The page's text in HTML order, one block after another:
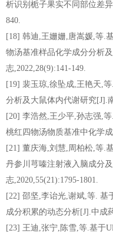
析识别栀子果实不同部位差
840.
[18] 韩迪,王姗姗,唐嵩媛,等.
物汤基准样品化学成分分析
志,2022,28(9):141-149.
[19] 裴玉琼,徐坠成,王艳天,
分析及大鼠体内代谢研究[J].
[20] 李浩然,王少平,孙志强,
桃红四物汤物质基准中化学
[21] 董庆海,刘慧,周柏松,等.
丹参川芎嗪注射液入脑成分
志,2020,55(21):1795-1801.
[22] 邵坚,李诒光,谢斌,等. 基
成分积累的动态分析[J].中成
[23] 王迪,张宁,陈雪,等.基于